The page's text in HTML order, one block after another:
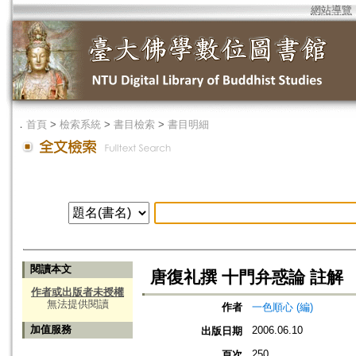
網站導覽
． 首頁 > 檢索系統 > 書目檢索 > 書目明細
閱讀本文
作者或出版者未授權
無法提供閱讀
加值服務
唐復礼撰 十門弁惑論 註解
作者
一色順心 (編)
出版日期
2006.06.10